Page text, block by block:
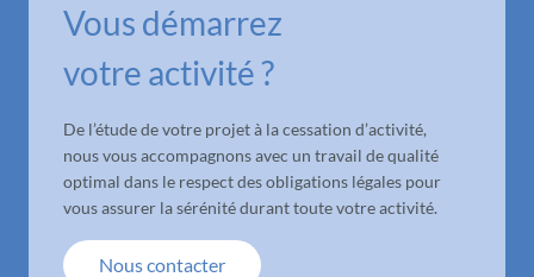
Vous démarrez
votre activité ?
De l’étude de votre projet à la cessation d’activité,
nous vous accompagnons avec un travail de qualité
optimal dans le respect des obligations légales pour
vous assurer la sérénité durant toute votre activité.
Nous contacter